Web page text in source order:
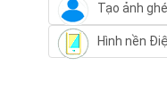
Tạo ảnh
Hình nền